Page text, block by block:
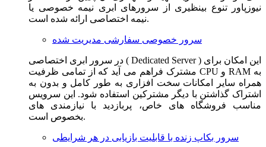
نیوزپاور تنوع بینظیری از سرورهای ابری نیمه خصوصی یا
نیمه اختصاصی ارائه شده است.
سرور خصوصی سفارشی مدیریت شده
در سرور ابری اختصاصی ( Dedicated Server ) این امکان برای
مشترک فراهم می آید که از تمامی ظرفیت CPU و RAM به
همراه سایر امکانات سخت افزاری به طور کامل و بدون به
اشتراک گذاشتن با دیگر مشترکین استفاده شود. این سرویس
مناسب فروشگاه های خاص، پربازدید با نیازمندی های
بخصوص است.
سرور بکاپ زنده با قابلیت بازیابی در هر شرایطی